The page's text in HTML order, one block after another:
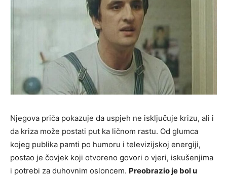
Njegova priča pokazuje da uspjeh ne isključuje krizu, ali i
da kriza može postati put ka ličnom rastu. Od glumca
kojeg publika pamti po humoru i televizijskoj energiji,
postao je čovjek koji otvoreno govori o vjeri, iskušenjima
i potrebi za duhovnim osloncem. Preobrazio je bol u